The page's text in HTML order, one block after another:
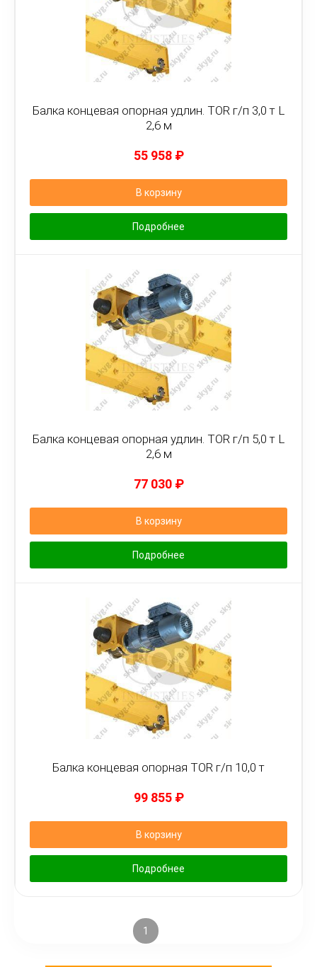
Балка концевая опорная удлин. TOR г/п 3,0 т L
2,6 м
55 958 ₽
В корзину
Подробнее
Балка концевая опорная удлин. TOR г/п 5,0 т L
2,6 м
77 030 ₽
В корзину
Подробнее
Балка концевая опорная TOR г/п 10,0 т
99 855 ₽
В корзину
Подробнее
1